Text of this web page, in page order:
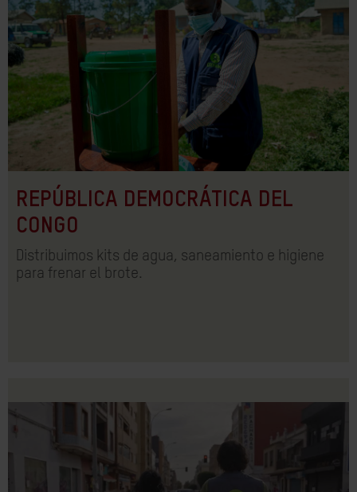
REPÚBLICA DEMOCRÁTICA DEL
CONGO
Distribuimos kits de agua, saneamiento e higiene
para frenar el brote.